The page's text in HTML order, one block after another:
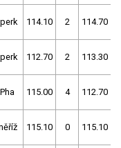
114.10 2 114.70
112.70 2 113.30
115.00 4 112.70
115.10 0 115.10